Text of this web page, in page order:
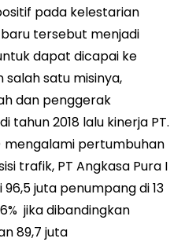
pada kelestarian
tersebut menjadi
dapat dicapai ke
salah satu misinya,
dan penggerak
tahun 2018 lalu kinerja PT.
mengalami pertumbuhan
trafik, PT Angkasa Pura I
juta penumpang di 13
jika dibandingkan
89,7 juta